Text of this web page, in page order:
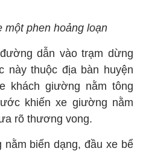
một phen hoảng loạn
dẫn vào trạm dừng
này thuộc địa bàn huyện
khách giường nằm tông
khiến xe giường nằm
rõ thương vong.
biến dạng, đầu xe bể